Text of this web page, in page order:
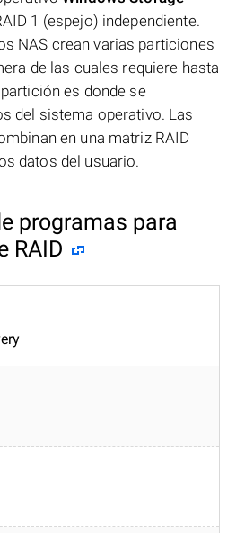
1 (espejo) independiente.
NAS crean varias particiones
de las cuales requiere hasta
es donde se
del sistema operativo. Las
en una matriz RAID
datos del usuario.
programas para
RAID